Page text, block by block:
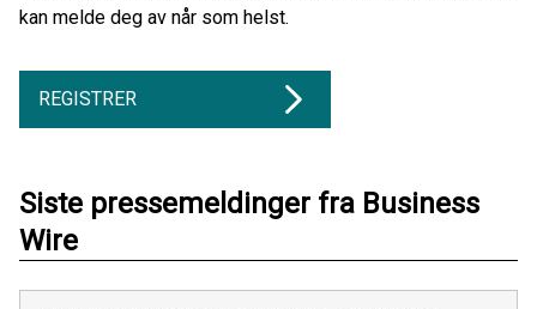
kan melde deg av når som helst.
REGISTRER
Siste pressemeldinger fra Business
Wire